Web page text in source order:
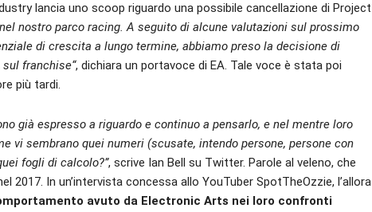
lancia uno scoop riguardo una possibile cancellazione di Project
nostro parco racing. A seguito di alcune valutazioni sul prossimo
di crescita a lungo termine, abbiamo preso la decisione di
franchise“, dichiara un portavoce di EA. Tale voce è stata poi
più tardi.
già espresso a riguardo e continuo a pensarlo, e nel mentre loro
vi sembrano quei numeri (scusate, intendo persone, persone con
fogli di calcolo?”, scrive Ian Bell su Twitter. Parole al veleno, che
2017. In un’intervista concessa allo YouTuber SpotTheOzzie, l’allora
avuto da Electronic Arts nei loro confronti